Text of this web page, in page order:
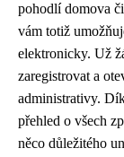
pohodlí domova
vám totiž
elektronicky. Už
zaregistrovat a
administrativy.
přehled o všech
něco důležitého